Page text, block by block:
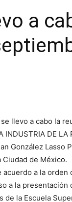
a
llevo a cabo la
INDUSTRIA DE
González Lasso
de México.
a la
a la
de la Escuela